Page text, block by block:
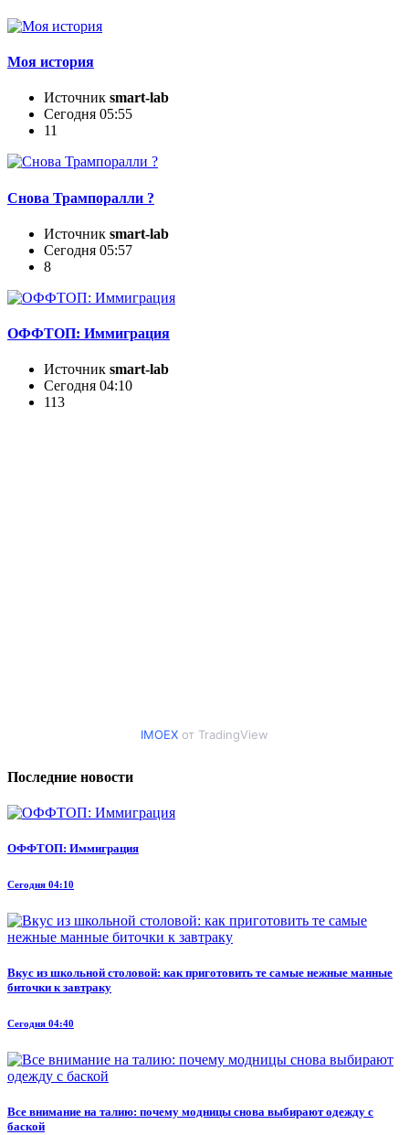
Моя история
Источник smart-lab
Сегодня 05:55
11
Снова Трампоралли ?
Источник smart-lab
Сегодня 05:57
8
ОФФТОП: Иммиграция
Источник smart-lab
Сегодня 04:10
113
IMOEX от TradingView
Последние новости
ОФФТОП: Иммиграция
Сегодня 04:10
Вкус из школьной столовой: как приготовить те самые нежные манные
биточки к завтраку
Сегодня 04:40
Все внимание на талию: почему модницы снова выбирают одежду с
баской